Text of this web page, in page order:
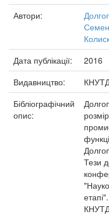
Автори:
Дата публікації:
2016
Видавництво:
Бібліографічний
опис:
Тези